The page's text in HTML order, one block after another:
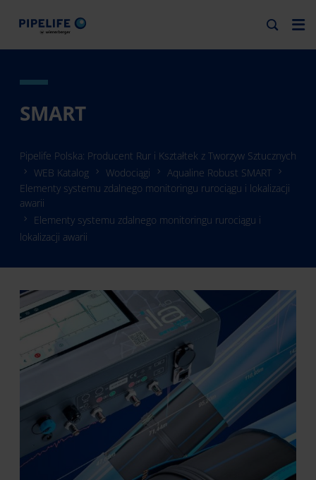
SMART
Pipelife Polska: Producent Rur i Kształtek z Tworzyw Sztucznych
WEB Katalog
Wodociągi
Aqualine Robust SMART
Elementy systemu zdalnego monitoringu rurociągu i lokalizacji
awarii
Elementy systemu zdalnego monitoringu rurociągu i
lokalizacji awarii